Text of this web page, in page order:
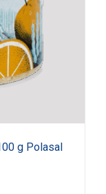
g Polasal